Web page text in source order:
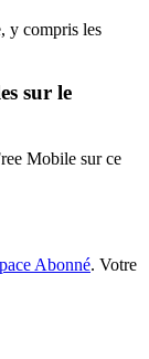
y compris les
sur le
Mobile sur ce
Abonné. Votre